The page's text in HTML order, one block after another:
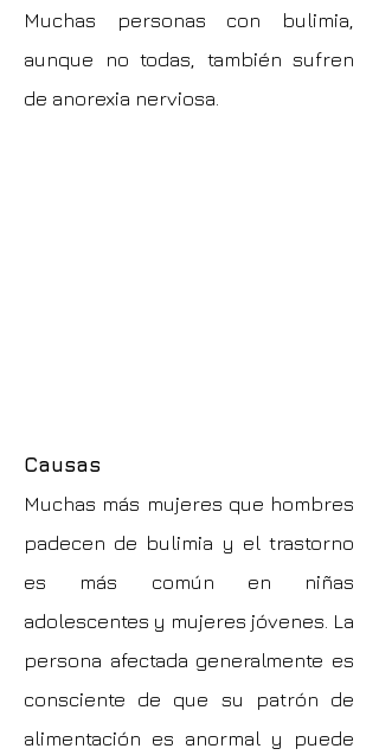
Muchas personas con bulimia,
aunque no todas, también sufren
de anorexia nerviosa.
Causas
Muchas más mujeres que hombres
padecen de bulimia y el trastorno
es más común en niñas
adolescentes y mujeres jóvenes. La
persona afectada generalmente es
consciente de que su patrón de
alimentación es anormal y puede